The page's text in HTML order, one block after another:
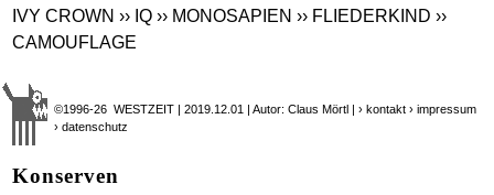
IVY CROWN ›› IQ ›› MONOSAPIEN ›› FLIEDERKIND ››
CAMOUFLAGE
©1996-26 WESTZEIT | 2019.12.01 | Autor: Claus Mörtl |› kontakt › impressum
› datenschutz
Konserven